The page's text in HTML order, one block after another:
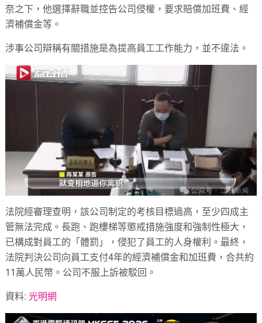
奈之下，他選擇辭職並控告公司侵權，要求賠償加班費、經
濟補償金等。
涉事公司辯稱有關措施是為提高員工工作能力，並不違法。
法院經審理查明，該公司制定的考核目標過高，至少四成主
管無法完成。長跑、跑樓梯等懲戒措施強度和強制性極大，
已構成對員工的「體罰」，侵犯了員工的人身權利。最終，
法院判決公司向員工支付4年的經濟補償金和加班費，合共約
11萬人民幣。公司不服上訴被駁回。
資料:光明網